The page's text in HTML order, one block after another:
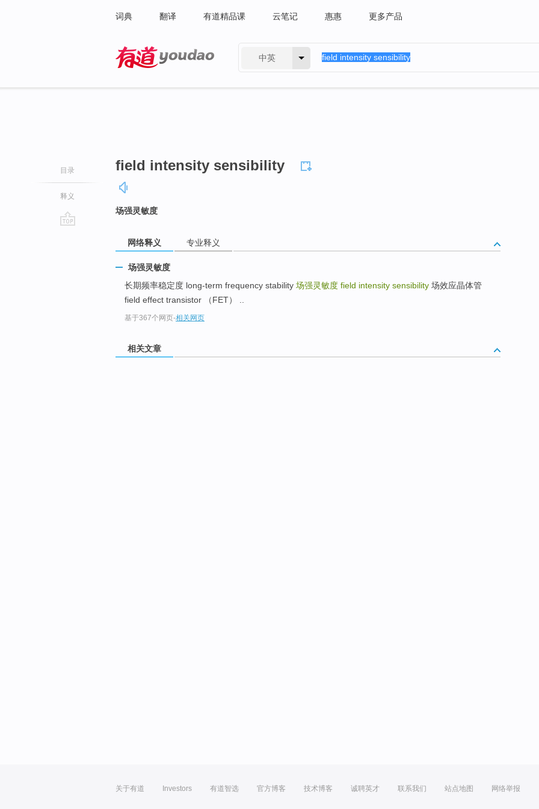
词典 翻译 有道精品课 云笔记 惠惠 更多产品
中英
目录
释义
field intensity sensibility
场强灵敏度
网络释义 专业释义
场强灵敏度
长期频率稳定度 long-term frequency stability 场强灵敏度 field intensity sensibility 场效应晶体管
field effect transistor （FET） ..
基于367个网页-相关网页
相关文章
关于有道 Investors 有道智选 官方博客 技术博客 诚聘英才 联系我们 站点地图 网络举报